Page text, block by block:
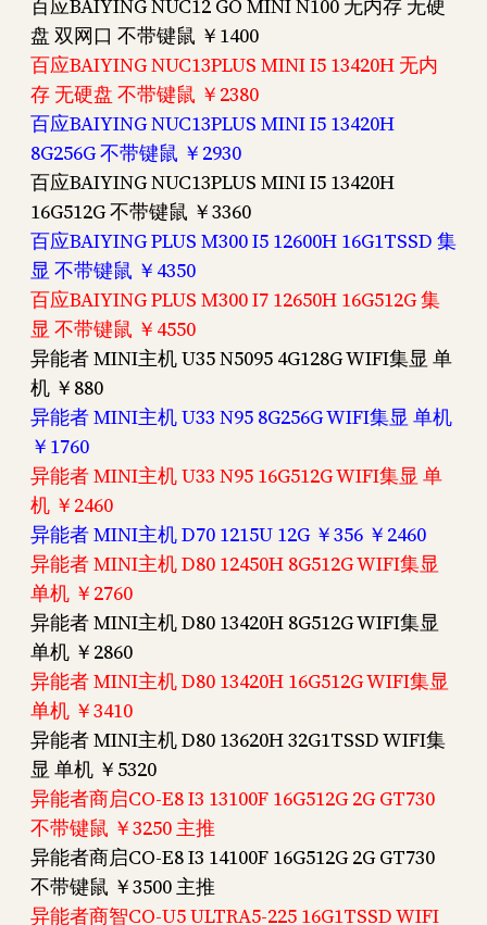
百应BAIYING NUC12 GO MINI N100 无内存 无硬
盘 双网口 不带键鼠 ￥1400
百应BAIYING NUC13PLUS MINI I5 13420H 无内
存 无硬盘 不带键鼠 ￥2380
百应BAIYING NUC13PLUS MINI I5 13420H
8G256G 不带键鼠 ￥2930
百应BAIYING NUC13PLUS MINI I5 13420H
16G512G 不带键鼠 ￥3360
百应BAIYING PLUS M300 I5 12600H 16G1TSSD 集
显 不带键鼠 ￥4350
百应BAIYING PLUS M300 I7 12650H 16G512G 集
显 不带键鼠 ￥4550
异能者 MINI主机 U35 N5095 4G128G WIFI集显 单
机 ￥880
异能者 MINI主机 U33 N95 8G256G WIFI集显 单机
￥1760
异能者 MINI主机 U33 N95 16G512G WIFI集显 单
机 ￥2460
异能者 MINI主机 D70 1215U 12G ￥356 ￥2460
异能者 MINI主机 D80 12450H 8G512G WIFI集显
单机 ￥2760
异能者 MINI主机 D80 13420H 8G512G WIFI集显
单机 ￥2860
异能者 MINI主机 D80 13420H 16G512G WIFI集显
单机 ￥3410
异能者 MINI主机 D80 13620H 32G1TSSD WIFI集
显 单机 ￥5320
异能者商启CO-E8 I3 13100F 16G512G 2G GT730
不带键鼠 ￥3250 主推
异能者商启CO-E8 I3 14100F 16G512G 2G GT730
不带键鼠 ￥3500 主推
异能者商智CO-U5 ULTRA5-225 16G1TSSD WIFI